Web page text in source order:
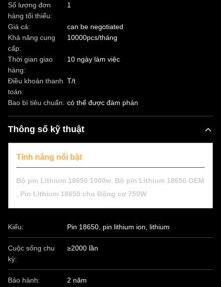
Số lượng đơn
hàng tối thiểu:
1
Giá cả:
can be negotiated
Khả năng cung
cấp:
10000pcs/tháng
Thời gian giao
hàng:
10 ngày làm việc
Điều khoản thanh
toán:
T/t
Bao bì tiêu chuẩn: có thể được đàm phán
Thông số kỹ thuật
Tính năng nổi bật
Bộ pin Lithium 18650 1000w, Bộ pin Lithium 18650 OEM
, Pin Lithium 18650 cho Động cơ 750W
Kiểu: Pin 18650, pin lithium ion, lithium
Cuộc sống chu
kỳ:
≥2000 lần
Bảo hành: 2 năm